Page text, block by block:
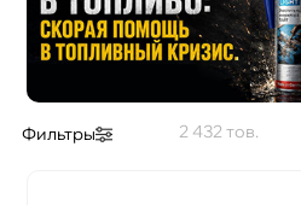
Фильтры 2 432